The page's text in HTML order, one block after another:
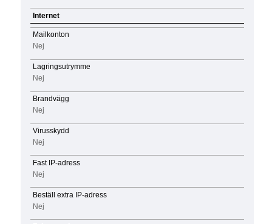
Internet
Mailkonton
Nej
Lagringsutrymme
Nej
Brandvägg
Nej
Virusskydd
Nej
Fast IP-adress
Nej
Beställ extra IP-adress
Nej